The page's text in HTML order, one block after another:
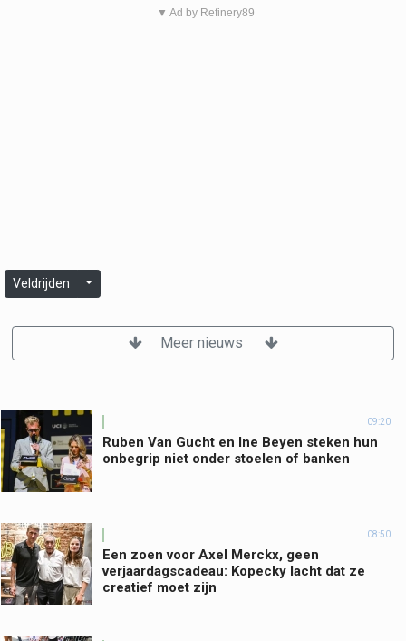
▼ Ad by Refinery89
Veldrijden
Meer nieuws
09:20
Ruben Van Gucht en Ine Beyen steken hun
onbegrip niet onder stoelen of banken
08:50
Een zoen voor Axel Merckx, geen
verjaardagscadeau: Kopecky lacht dat ze
creatief moet zijn